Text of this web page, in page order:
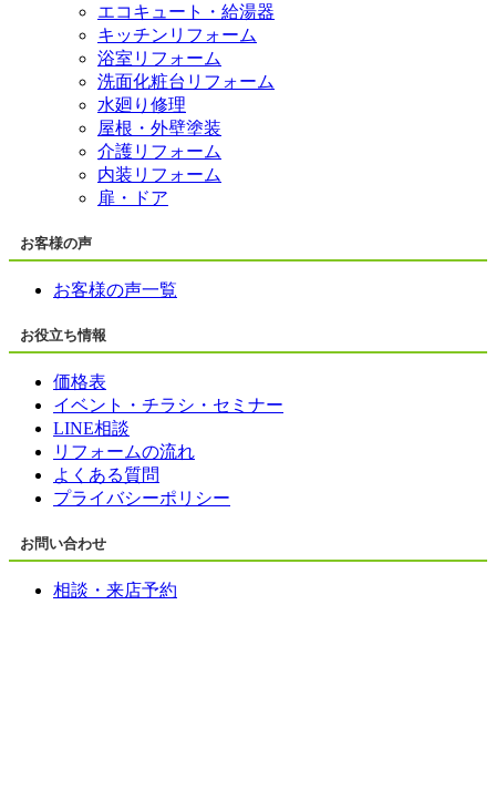
エコキュート・給湯器
キッチンリフォーム
浴室リフォーム
洗面化粧台リフォーム
水廻り修理
屋根・外壁塗装
介護リフォーム
内装リフォーム
扉・ドア
お客様の声
お客様の声一覧
お役立ち情報
価格表
イベント・チラシ・セミナー
LINE相談
リフォームの流れ
よくある質問
プライバシーポリシー
お問い合わせ
相談・来店予約